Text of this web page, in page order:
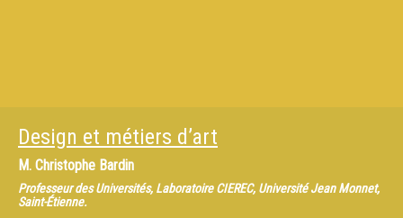
Design et métiers d’art
M. Christophe Bardin
Professeur des Universités, Laboratoire CIEREC, Université Jean Monnet,
Saint-Étienne.